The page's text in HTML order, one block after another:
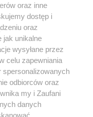
być powielany i
w jakikolwiek sposób (w
jakimkolwiek polu
umieszczaniem w Internecie
użycie lub
z naruszeniem prawa, tzn.
kary i może być ścigane
oraz inne
dostęp i
oraz
jak unikalne
wysyłane przez
celu zapewniania
spersonalizowanych
odbiorców oraz
my i Zaufani
danych